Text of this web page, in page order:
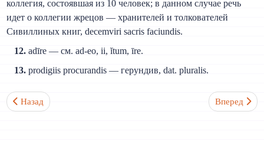
коллегия, состоявшая из 10 человек; в данном случае речь
идет о коллегии жрецов — хранителей и толкователей
Сивиллиных книг, decemviri sacris faciundis.
12. adīre — см. ad-eo, ii, ĭtum, īre.
13. prodigiis procurandis — герундив, dat. pluralis.
Предыдущий: Текст XVII. Войско Ганнибала у подножия Альп
Назад Следующий:
Вперед